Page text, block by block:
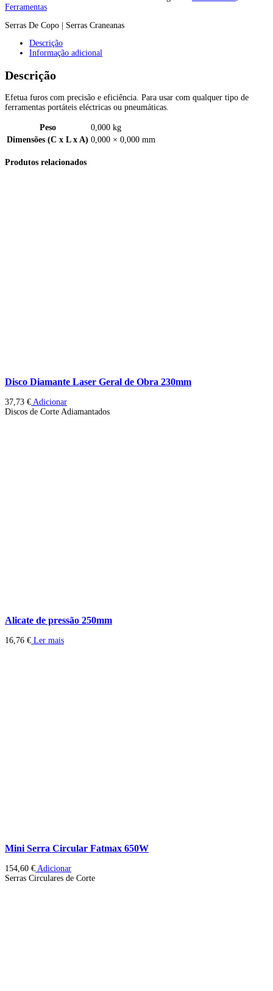
Ferramentas
Serras De Copo | Serras Craneanas
Descrição
Informação adicional
Descrição
Efetua furos com precisão e eficiência. Para usar com qualquer tipo de
ferramentas portáteis eléctricas ou pneumáticas.
Peso
0,000 kg
Dimensões (C x L x A) 0,000 × 0,000 mm
Produtos relacionados
Disco Diamante Laser Geral de Obra 230mm
37,73 € Adicionar
Discos de Corte Adiamantados
Alicate de pressão 250mm
16,76 € Ler mais
Mini Serra Circular Fatmax 650W
154,60 € Adicionar
Serras Circulares de Corte